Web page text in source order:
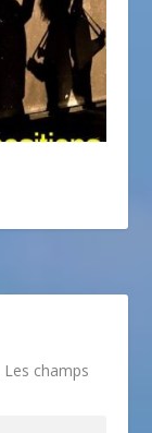
Les champs